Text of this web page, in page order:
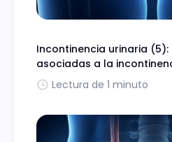
Incontinencia urinaria
asociadas a la
Lectura de 1 minuto